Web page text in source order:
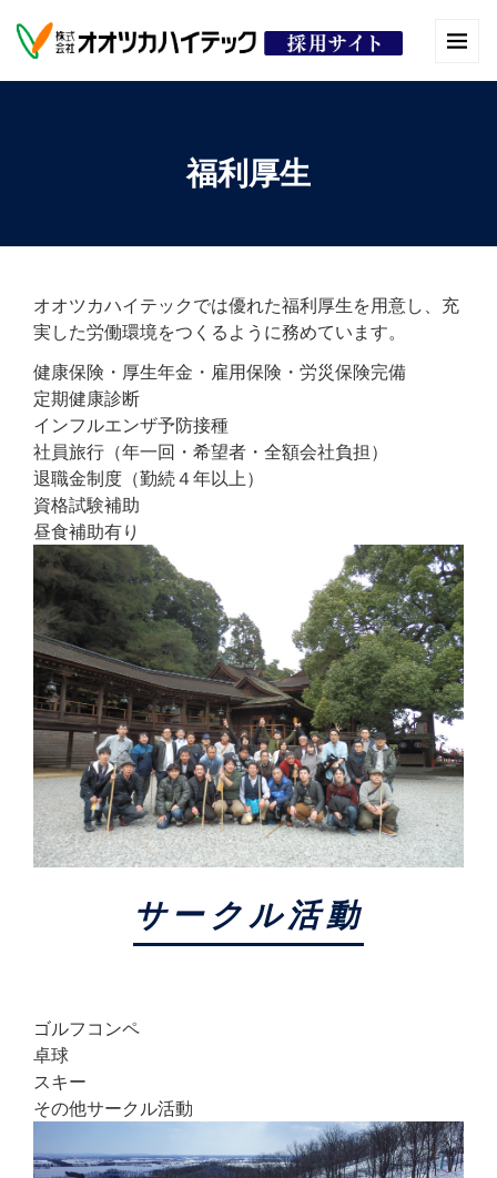
福利厚生
オオツカハイテックでは優れた福利厚生を用意し、充
実した労働環境をつくるように務めています。
健康保険・厚生年金・雇用保険・労災保険完備
定期健康診断
インフルエンザ予防接種
社員旅行（年一回・希望者・全額会社負担）
退職金制度（勤続４年以上）
資格試験補助
昼食補助有り
サークル活動
ゴルフコンペ
卓球
スキー
その他サークル活動